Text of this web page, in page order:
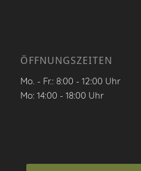
ÖFFNUNGSZEITEN
Mo. - Fr.: 8:00 - 12:00 Uhr
Mo: 14:00 - 18:00 Uhr